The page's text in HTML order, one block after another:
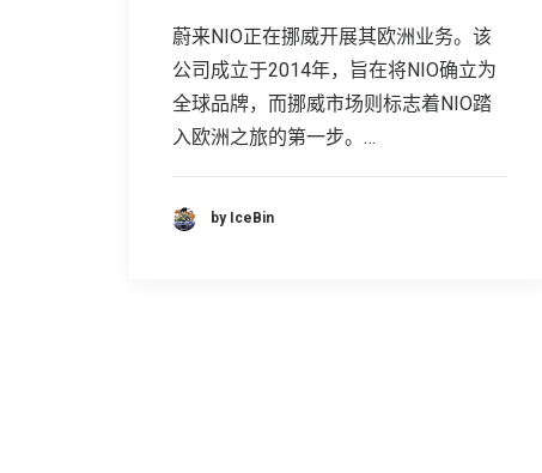
蔚来NIO正在挪威开展其欧洲业务。该
公司成立于2014年，旨在将NIO确立为
全球品牌，而挪威市场则标志着NIO踏
入欧洲之旅的第一步。…
by IceBin